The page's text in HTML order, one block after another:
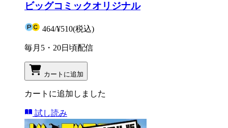
ビッグコミックオリジナル
464/¥510(税込)
毎月5・20日頃配信
カートに追加
カートに追加しました
試し読み